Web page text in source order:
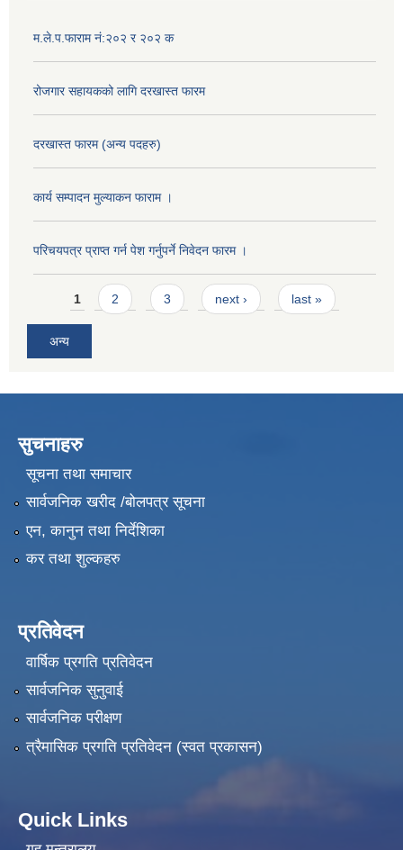
म.ले.प.फाराम नं:२०२ र २०२ क
रोजगार सहायकको लागि दरखास्त फारम
दरखास्त फारम (अन्य पदहरु)
कार्य सम्पादन मुल्याक‌न फाराम ।
परिचयपत्र प्राप्त गर्न पेश गर्नुपर्ने निवेदन फारम ।
Pages
1 2 3 next › last »
अन्य
सुचनाहरु
सूचना तथा समाचार
सार्वजनिक खरीद /बोलपत्र सूचना
एन, कानुन तथा निर्देशिका
कर तथा शुल्कहरु
प्रतिवेदन
वार्षिक प्रगति प्रतिवेदन
सार्वजनिक सुनुवाई
सार्वजनिक परीक्षण
त्रैमासिक प्रगति प्रतिवेदन (स्वत प्रकासन)
Quick Links